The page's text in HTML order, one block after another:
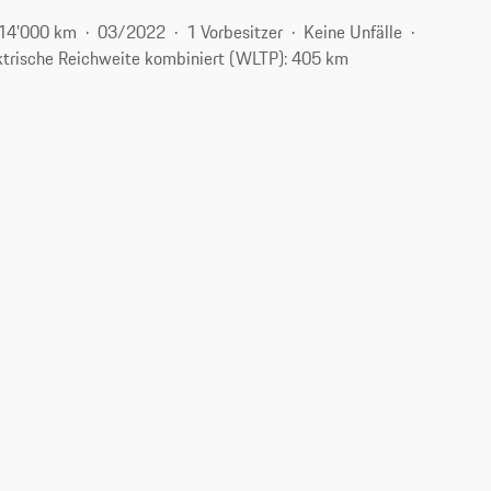
14'000 km 03/2022 1 Vorbesitzer
Keine Unfälle
Reichweite kombiniert (WLTP): 405 km